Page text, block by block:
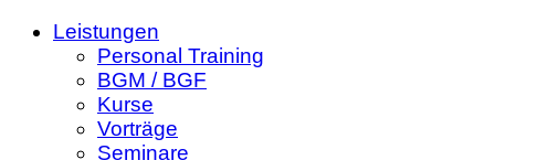
Leistungen
Personal Training
BGM / BGF
Kurse
Vorträge
Seminare